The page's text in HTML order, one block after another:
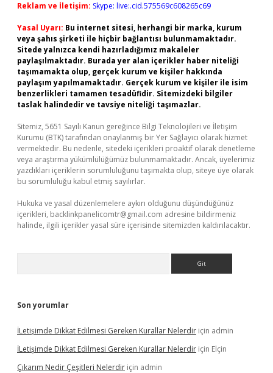
Reklam ve İletişim: Skype: live:.cid.575569c608265c69
Yasal Uyarı: Bu internet sitesi, herhangi bir marka, kurum
veya şahıs şirketi ile hiçbir bağlantısı bulunmamaktadır.
Sitede yalnızca kendi hazırladığımız makaleler
paylaşılmaktadır. Burada yer alan içerikler haber niteliği
taşımamakta olup, gerçek kurum ve kişiler hakkında
paylaşım yapılmamaktadır. Gerçek kurum ve kişiler ile isim
benzerlikleri tamamen tesadüfidir. Sitemizdeki bilgiler
taslak halindedir ve tavsiye niteliği taşımazlar.
Sitemiz, 5651 Sayılı Kanun gereğince Bilgi Teknolojileri ve İletişim
Kurumu (BTK) tarafından onaylanmış bir Yer Sağlayıcı olarak hizmet
vermektedir. Bu nedenle, sitedeki içerikleri proaktif olarak denetleme
veya araştırma yükümlülüğümüz bulunmamaktadır. Ancak, üyelerimiz
yazdıkları içeriklerin sorumluluğunu taşımakta olup, siteye üye olarak
bu sorumluluğu kabul etmiş sayılırlar.
Hukuka ve yasal düzenlemelere aykırı olduğunu düşündüğünüz
içerikleri, backlinkpanelicomtr@gmail.com adresine bildirmeniz
halinde, ilgili içerikler yasal süre içerisinde sitemizden kaldırılacaktır.
Son yorumlar
İLetişimde Dikkat Edilmesi Gereken Kurallar Nelerdir için admin
İLetişimde Dikkat Edilmesi Gereken Kurallar Nelerdir için Elçin
Çıkarım Nedir Çeşitleri Nelerdir için admin